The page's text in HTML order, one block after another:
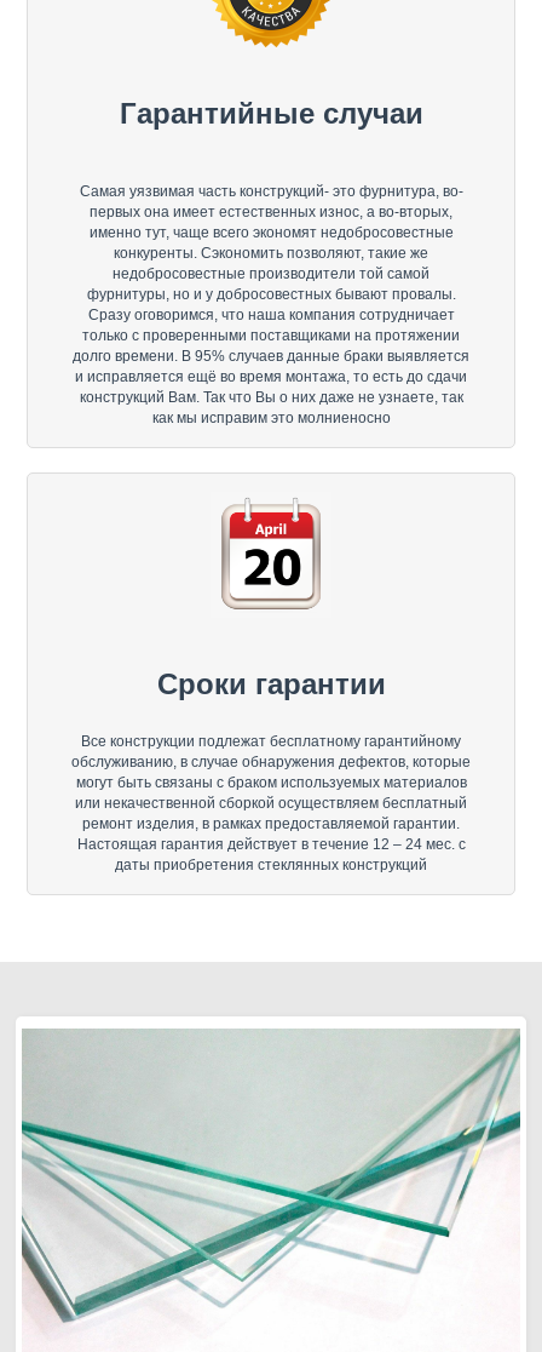
Гарантийные случаи
Самая уязвимая часть конструкций- это фурнитура, во-
первых она имеет естественных износ, а во-вторых,
именно тут, чаще всего экономят недобросовестные
конкуренты. Сэкономить позволяют, такие же
недобросовестные производители той самой
фурнитуры, но и у добросовестных бывают провалы.
Сразу оговоримся, что наша компания сотрудничает
только с проверенными поставщиками на протяжении
долго времени. В 95% случаев данные браки выявляется
и исправляется ещё во время монтажа, то есть до сдачи
конструкций Вам. Так что Вы о них даже не узнаете, так
как мы исправим это молниеносно
Сроки гарантии
Все конструкции подлежат бесплатному гарантийному
обслуживанию, в случае обнаружения дефектов, которые
могут быть связаны с браком используемых материалов
или некачественной сборкой осуществляем бесплатный
ремонт изделия, в рамках предоставляемой гарантии.
Настоящая гарантия действует в течение 12 – 24 мес. с
даты приобретения стеклянных конструкций